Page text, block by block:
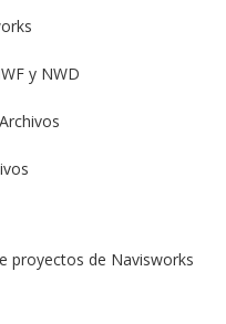
y NWD
proyectos de Navisworks